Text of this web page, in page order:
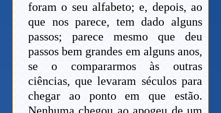
foram o seu alfabeto; e, depois, ao
que nos parece, tem dado alguns
passos; parece mesmo que deu
passos bem grandes em alguns anos,
se o compararmos às outras
ciências, que levaram séculos para
chegar ao ponto em que estão.